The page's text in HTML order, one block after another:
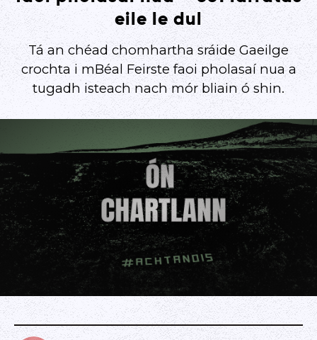
eile le dul
Tá an chéad chomhartha sráide Gaeilge
crochta i mBéal Feirste faoi pholasaí nua a
tugadh isteach nach mór bliain ó shin.